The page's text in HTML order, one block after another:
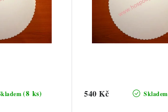
(8 ks) Skladem
540 Kč